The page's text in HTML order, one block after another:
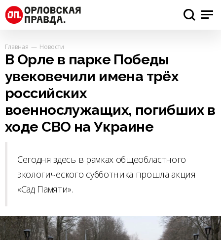
Главная Новости
В Орле в парке Победы
увековечили имена трёх
российских
военнослужащих, погибших в
ходе СВО на Украине
Сегодня здесь в рамках общеобластного
экологического субботника прошла акция
«Сад Памяти».